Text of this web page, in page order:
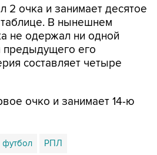
2 очка и занимает десятое
В нынешнем
не одержал ни одной
предыдущего его
составляет четыре
очко и занимает 14-ю
футбол РПЛ